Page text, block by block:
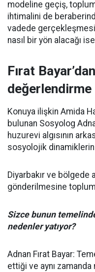
modeline geçiş,
ihtimalini de
vadede
nasıl bir yön alacağı
Fırat
değerlendirme
Konuya ilişkin Amida
bulunan Sosyolog
huzurevi algısının
sosyolojik
Diyarbakır ve bölgede
gönderilmesine toplum
Sizce bunun
nedenler yatıyor?
Adnan Fırat Bayar:
ettiği ve aynı